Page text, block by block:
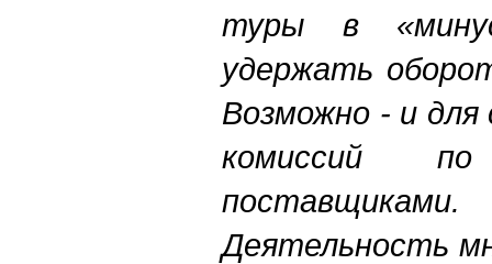
туры в
удержать
Возможно - и для
комиссий
поставщиками.
Деятельность